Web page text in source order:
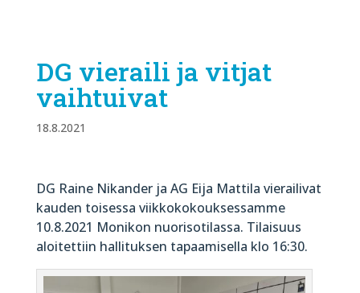
DG vieraili ja vitjat
vaihtuivat
18.8.2021
DG Raine Nikander ja AG Eija Mattila vierailivat
kauden toisessa viikkokokouksessamme
10.8.2021 Monikon nuorisotilassa. Tilaisuus
aloitettiin hallituksen tapaamisella klo 16:30.